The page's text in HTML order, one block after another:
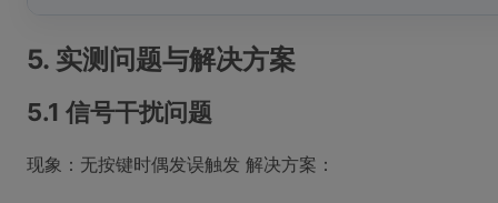
5. 实测问题与解决方案
5.1 信号干扰问题
现象：无按键时偶发误触发 解决方案：